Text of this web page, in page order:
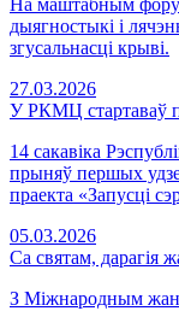
На маштабным
дыягностыкі і
згусальнасці крыві.
27.03.2026
У РКМЦ стартаваў
14 сакавіка
прыняў першых
праекта «Запусці
05.03.2026
Са святам, дарагія
З Міжнародным